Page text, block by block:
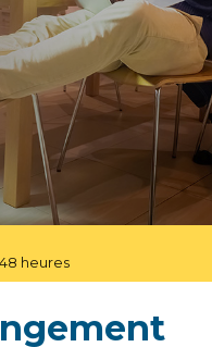
de sécurité avancé
heures
? Pas de souci !